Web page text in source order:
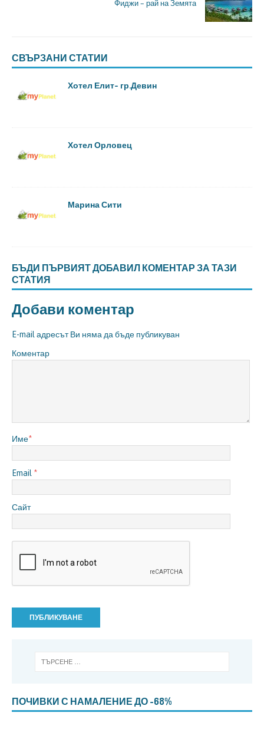
Фиджи – рай на Земята
СВЪРЗАНИ СТАТИИ
Хотел Елит- гр.Девин
Хотел Орловец
Марина Сити
БЪДИ ПЪРВИЯТ ДОБАВИЛ КОМЕНТАР ЗА ТАЗИ
СТАТИЯ
Добави коментар
E-mail адресът Ви няма да бъде публикуван
Коментар
Име*
Email *
Сайт
ПОЧИВКИ С НАМАЛЕНИЕ ДО -68%